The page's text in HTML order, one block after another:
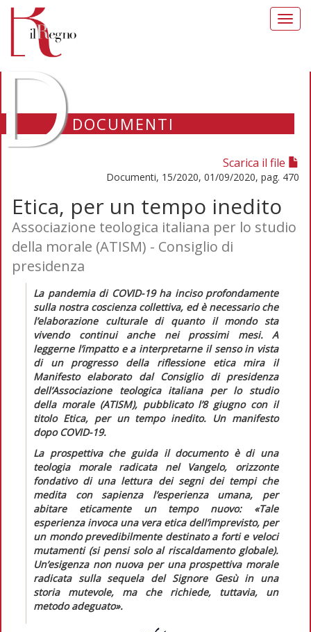
DOCUMENTI
Scarica il file
Documenti, 15/2020, 01/09/2020, pag. 470
Etica, per un tempo inedito
Associazione teologica italiana per lo studio
della morale (ATISM) - Consiglio di
presidenza
La pandemia di COVID-19 ha inciso profondamente
sulla nostra coscienza collettiva, ed è necessario che
l’elaborazione culturale di quanto il mondo sta
vivendo continui anche nei prossimi mesi. A
leggerne l’impatto e a interpretarne il senso in vista
di un progresso della riflessione etica mira il
Manifestoelaborato dal Consiglio di presidenza
dell’Associazione teologica italiana per lo studio
della morale (ATISM), pubblicato l’8 giugno con il
titolo Etica, per un tempo inedito. Un manifesto
dopo COVID-19.
La prospettiva che guida il documento è di una
teologia morale radicata nel Vangelo, orizzonte
fondativo di una lettura dei segni dei tempi che
medita con sapienza l’esperienza umana, per
abitare eticamente un tempo nuovo: «Tale
esperienza invoca una vera etica dell’imprevisto, per
un mondo prevedibilmente destinato a forti e veloci
mutamenti (si pensi solo al riscaldamento globale).
Un’esigenza non nuova per una prospettiva morale
radicata sulla sequela del Signore Gesù in una
storia mutevole, ma che richiede, tuttavia, un
metodo adeguato».